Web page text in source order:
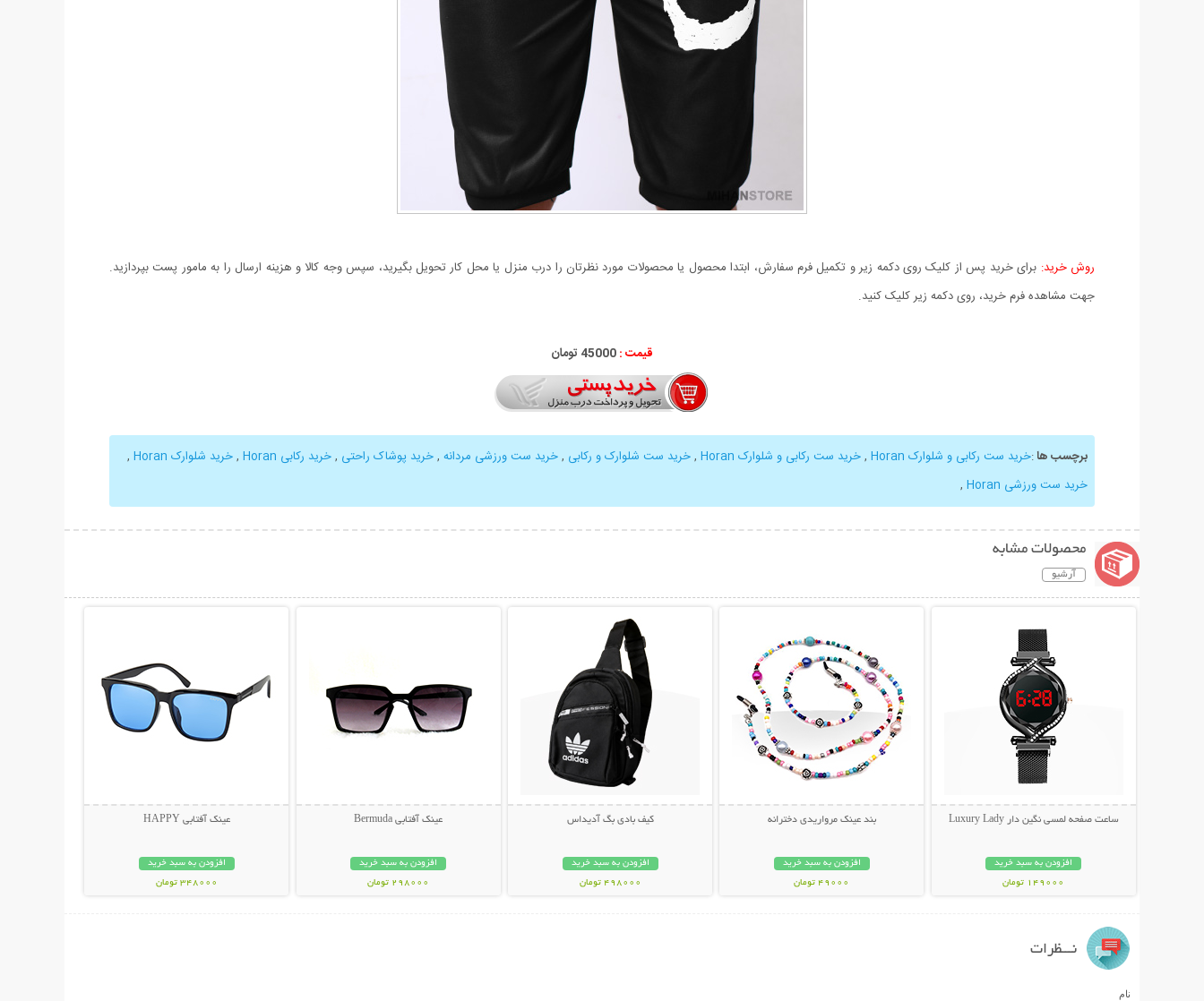
روش خرید: برای خرید پس از کلیک روی دکمه زیر و تکمیل فرم سفارش، ابتدا محصول یا محصولات مورد نظرتان را درب منزل یا محل کار تحویل بگیرید، سپس وجه کالا و هزینه ارسال را به مامور پست بپردازید.
جهت مشاهده فرم خرید، روی دکمه زیر کلیک کنید.
قیمت :45000 تومان
برچسب ها:خرید ست رکابی و شلوارک Horan ,خرید ست رکابی و شلوارک Horan ,خرید ست شلوارک و رکابی ,خرید ست ورزشی مردانه ,خرید پوشاک راحتی ,خرید رکابی Horan ,خرید شلوارک Horan
,
خرید ست ورزشی Horan
,
محصولات مشابه
آرشیو
ساعت صفحه لمسی نگین دار Luxury Lady
افزودن به سبد خرید
149000 تومان
بند عینک مرواریدی دخترانه
افزودن به سبد خرید
49000 تومان
کیف بادی بگ آدیداس
افزودن به سبد خرید
498000 تومان
عینک آفتابی Bermuda
افزودن به سبد خرید
298000 تومان
عینک آفتابی HAPPY
افزودن به سبد خرید
348000 تومان
نـــظرات
نام